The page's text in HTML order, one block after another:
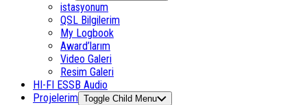
istasyonum
QSL Bilgilerim
My Logbook
Award’larım
Video Galeri
Resim Galeri
HI-FI ESSB Audio
Projelerim Toggle Child Menu